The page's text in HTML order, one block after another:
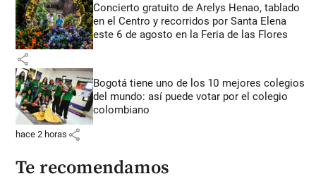
Concierto gratuito de Arelys Henao, tablado
en el Centro y recorridos por Santa Elena
este 6 de agosto en la Feria de las Flores
share
Bogotá tiene uno de los 10 mejores colegios
del mundo: así puede votar por el colegio
colombiano
hace 2 horas share
Te recomendamos